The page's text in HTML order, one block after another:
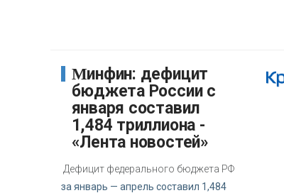
Минфин: дефицит
бюджета России с
января составил
1,484 триллиона -
«Лента новостей»
Дефицит федерального бюджета РФ
за январь — апрель составил 1,484